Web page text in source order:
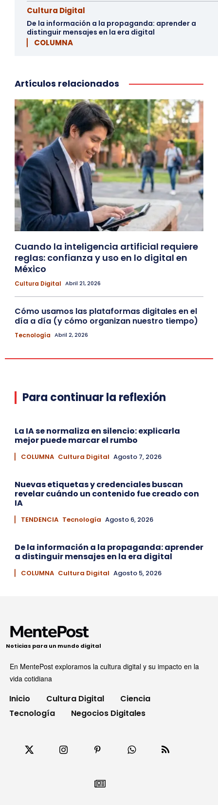
Cultura Digital
De la información a la propaganda: aprender a
distinguir mensajes en la era digital
▏ COLUMNA
Artículos relacionados
Cuando la inteligencia artificial requiere
reglas: confianza y uso en lo digital en
México
Cultura Digital Abril 21, 2026
Cómo usamos las plataformas digitales en el
día a día (y cómo organizan nuestro tiempo)
Tecnología Abril 2, 2026
Para continuar la reflexión
La IA se normaliza en silencio: explicarla
mejor puede marcar el rumbo
▏ COLUMNA Cultura Digital Agosto 7, 2026
Nuevas etiquetas y credenciales buscan
revelar cuándo un contenido fue creado con
IA
▏ TENDENCIA Tecnología Agosto 6, 2026
De la información a la propaganda: aprender
a distinguir mensajes en la era digital
▏ COLUMNA Cultura Digital Agosto 5, 2026
Noticias para un mundo digital
En MentePost exploramos la cultura digital y su impacto en la
vida cotidiana
Inicio Cultura Digital
Ciencia
Tecnología
Negocios Digitales